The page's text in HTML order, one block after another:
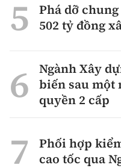
Phá dỡ
502 tỷ đồng
Ngành Xây
biến sau một
quyền 2 cấp
Phối hợp
cao tốc qua